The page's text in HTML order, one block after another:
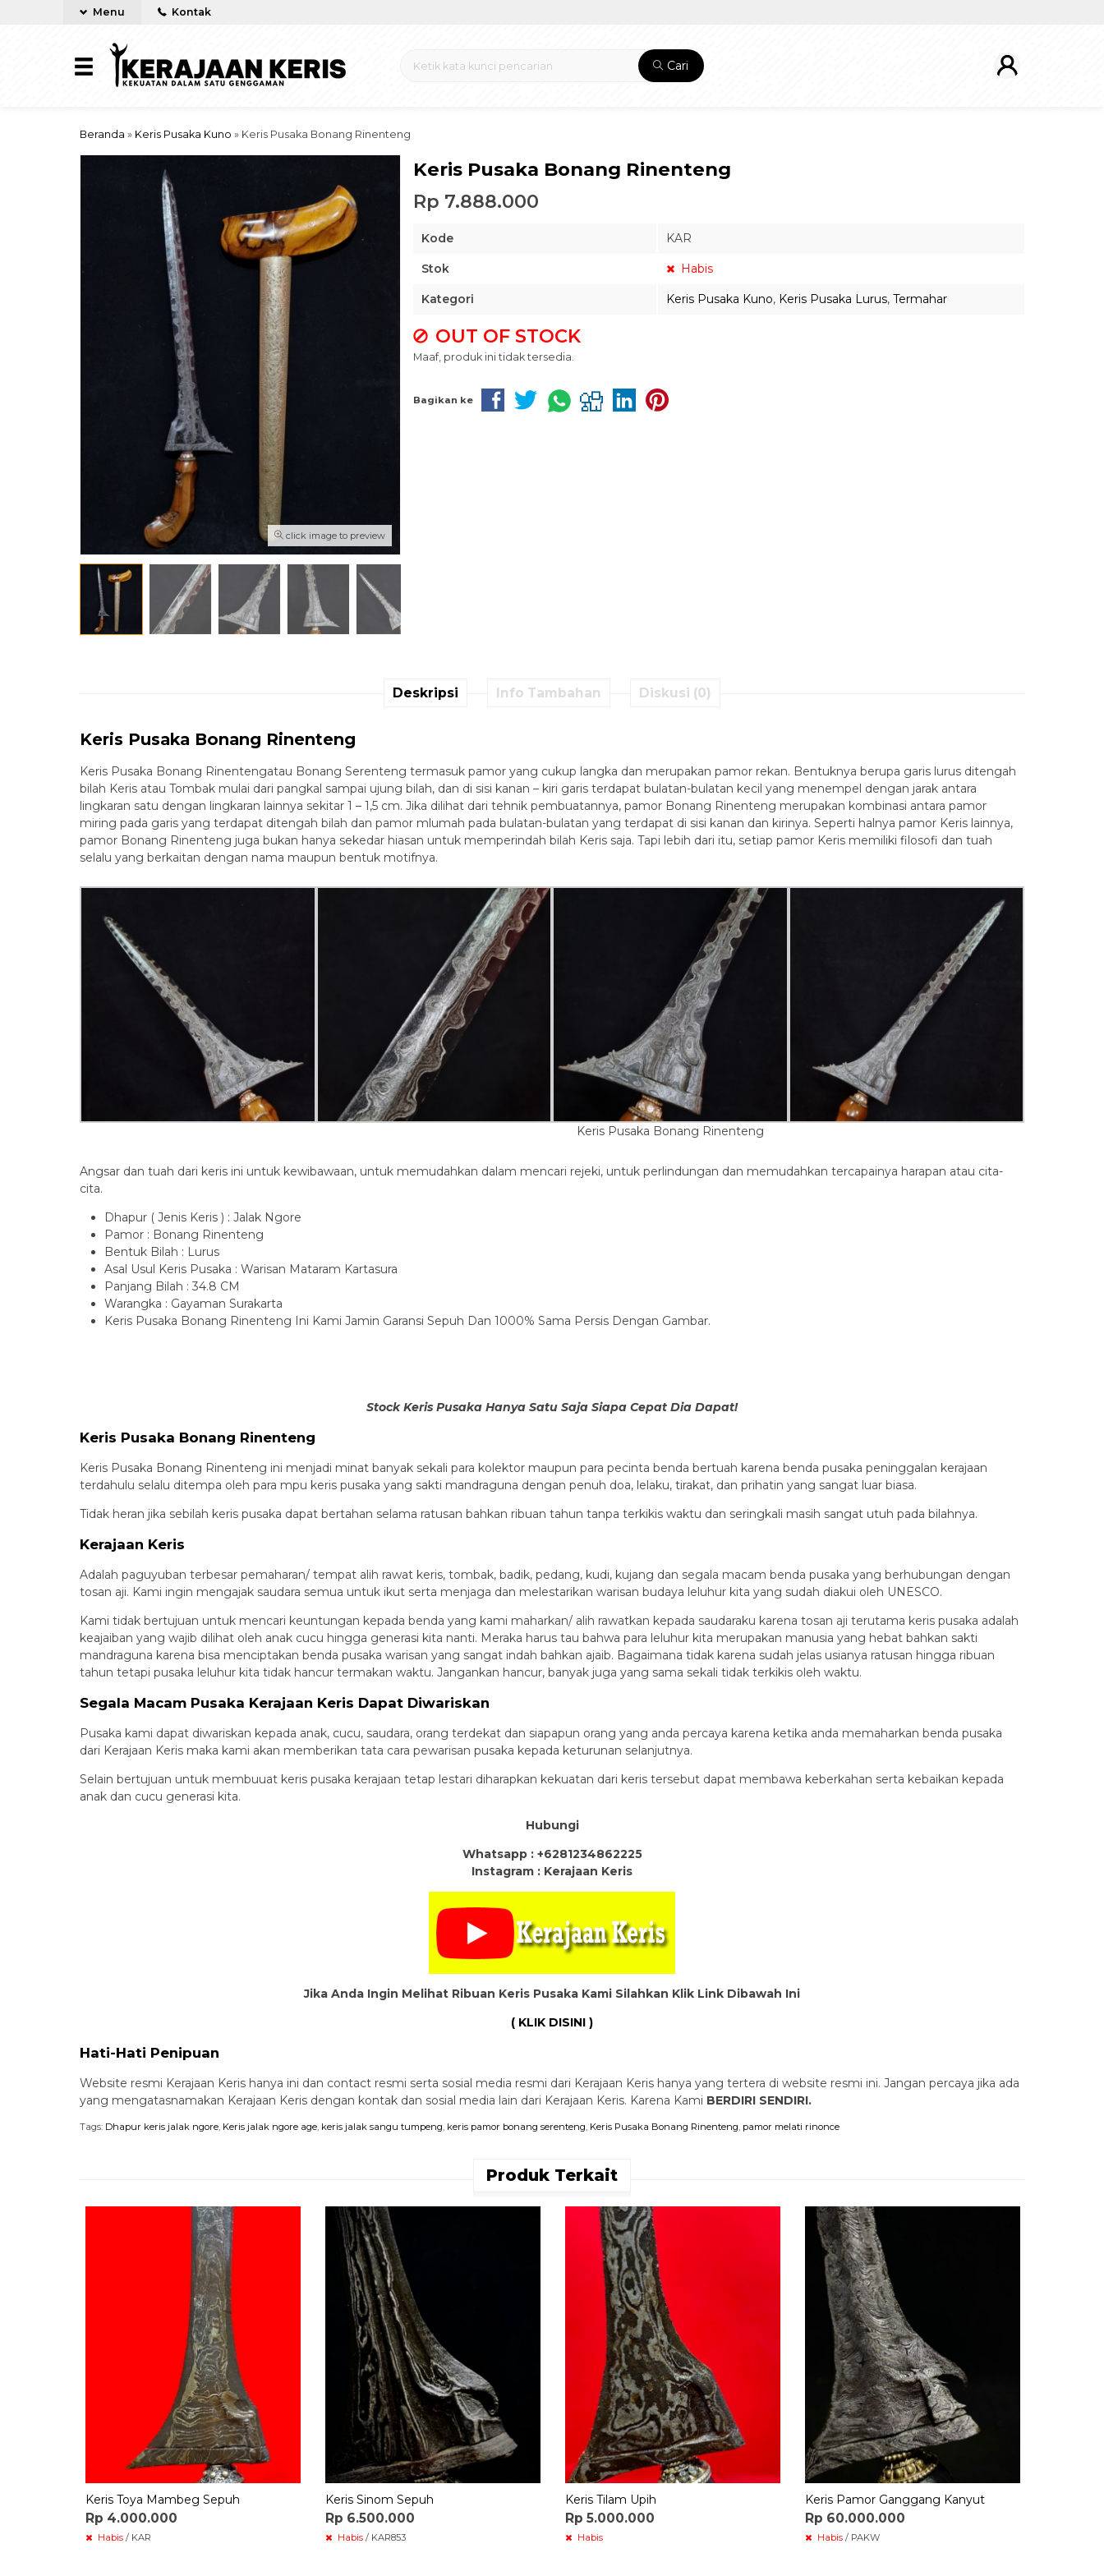
Menu Kontak
Cari
Beranda » Keris Pusaka Kuno » Keris Pusaka Bonang Rinenteng
click image to preview
Keris Pusaka Bonang Rinenteng
Rp 7.888.000
Kode KAR
Stok Habis
Kategori Keris Pusaka Kuno, Keris Pusaka Lurus, Termahar
OUT OF STOCK
Maaf, produk ini tidak tersedia.
Bagikan ke
Deskripsi Info Tambahan Diskusi (0)
Keris Pusaka Bonang Rinenteng
Keris Pusaka Bonang Rinentengatau Bonang Serenteng termasuk pamor yang cukup langka dan merupakan pamor rekan. Bentuknya berupa garis lurus ditengah
bilah Keris atau Tombak mulai dari pangkal sampai ujung bilah, dan di sisi kanan – kiri garis terdapat bulatan-bulatan kecil yang menempel dengan jarak antara
lingkaran satu dengan lingkaran lainnya sekitar 1 – 1,5 cm. Jika dilihat dari tehnik pembuatannya, pamor Bonang Rinenteng merupakan kombinasi antara pamor
miring pada garis yang terdapat ditengah bilah dan pamor mlumah pada bulatan-bulatan yang terdapat di sisi kanan dan kirinya. Seperti halnya pamor Keris lainnya,
pamor Bonang Rinenteng juga bukan hanya sekedar hiasan untuk memperindah bilah Keris saja. Tapi lebih dari itu, setiap pamor Keris memiliki filosofi dan tuah
selalu yang berkaitan dengan nama maupun bentuk motifnya.
Keris Pusaka Bonang Rinenteng
Angsar dan tuah dari keris ini untuk kewibawaan, untuk memudahkan dalam mencari rejeki, untuk perlindungan dan memudahkan tercapainya harapan atau cita-
cita.
Dhapur ( Jenis Keris ) : Jalak Ngore
Pamor : Bonang Rinenteng
Bentuk Bilah : Lurus
Asal Usul Keris Pusaka : Warisan Mataram Kartasura
Panjang Bilah : 34.8 CM
Warangka : Gayaman Surakarta
Keris Pusaka Bonang Rinenteng Ini Kami Jamin Garansi Sepuh Dan 1000% Sama Persis Dengan Gambar.
Stock Keris Pusaka Hanya Satu Saja Siapa Cepat Dia Dapat!
Keris Pusaka Bonang Rinenteng
Keris Pusaka Bonang Rinenteng ini menjadi minat banyak sekali para kolektor maupun para pecinta benda bertuah karena benda pusaka peninggalan kerajaan
terdahulu selalu ditempa oleh para mpu keris pusaka yang sakti mandraguna dengan penuh doa, lelaku, tirakat, dan prihatin yang sangat luar biasa.
Tidak heran jika sebilah keris pusaka dapat bertahan selama ratusan bahkan ribuan tahun tanpa terkikis waktu dan seringkali masih sangat utuh pada bilahnya.
Kerajaan Keris
Adalah paguyuban terbesar pemaharan/ tempat alih rawat keris, tombak, badik, pedang, kudi, kujang dan segala macam benda pusaka yang berhubungan dengan
tosan aji. Kami ingin mengajak saudara semua untuk ikut serta menjaga dan melestarikan warisan budaya leluhur kita yang sudah diakui oleh UNESCO.
Kami tidak bertujuan untuk mencari keuntungan kepada benda yang kami maharkan/ alih rawatkan kepada saudaraku karena tosan aji terutama keris pusaka adalah
keajaiban yang wajib dilihat oleh anak cucu hingga generasi kita nanti. Meraka harus tau bahwa para leluhur kita merupakan manusia yang hebat bahkan sakti
mandraguna karena bisa menciptakan benda pusaka warisan yang sangat indah bahkan ajaib. Bagaimana tidak karena sudah jelas usianya ratusan hingga ribuan
tahun tetapi pusaka leluhur kita tidak hancur termakan waktu. Jangankan hancur, banyak juga yang sama sekali tidak terkikis oleh waktu.
Segala Macam Pusaka Kerajaan Keris Dapat Diwariskan
Pusaka kami dapat diwariskan kepada anak, cucu, saudara, orang terdekat dan siapapun orang yang anda percaya karena ketika anda memaharkan benda pusaka
dari Kerajaan Keris maka kami akan memberikan tata cara pewarisan pusaka kepada keturunan selanjutnya.
Selain bertujuan untuk membuuat keris pusaka kerajaan tetap lestari diharapkan kekuatan dari keris tersebut dapat membawa keberkahan serta kebaikan kepada
anak dan cucu generasi kita.
Hubungi
Whatsapp : +6281234862225
Instagram : Kerajaan Keris
Jika Anda Ingin Melihat Ribuan Keris Pusaka Kami Silahkan Klik Link Dibawah Ini
( KLIK DISINI )
Hati-Hati Penipuan
Website resmi Kerajaan Keris hanya ini dan contact resmi serta sosial media resmi dari Kerajaan Keris hanya yang tertera di website resmi ini. Jangan percaya jika ada
yang mengatasnamakan Kerajaan Keris dengan kontak dan sosial media lain dari Kerajaan Keris. Karena Kami BERDIRI SENDIRI.
Tags: Dhapur keris jalak ngore Keris jalak ngore age keris jalak sangu tumpeng keris pamor bonang serenteng Keris Pusaka Bonang Rinenteng pamor melati rinonce
Produk Terkait
Keris Toya Mambeg Sepuh
Rp 4.000.000
Habis / KAR
Keris Sinom Sepuh
Rp 6.500.000
Habis / KAR853
Keris Tilam Upih
Rp 5.000.000
Habis
Keris Pamor Ganggang Kanyut
Rp 60.000.000
Habis / PAKW